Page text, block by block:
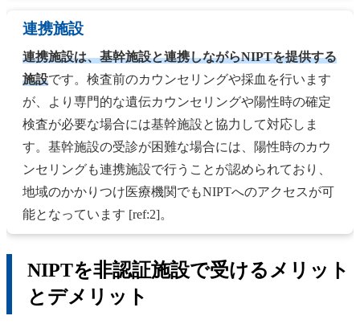
連携施設
連携施設は、基幹施設と連携しながらNIPTを提供する
施設です。検査前のカウンセリングや採血を行います
が、より専門的な遺伝カウンセリングや陽性時の確定
検査が必要な場合には基幹施設と協力して対応しま
す。基幹施設の受診が困難な場合には、陽性時のカウ
ンセリングも連携施設で行うことが認められており、
地域のかかりつけ医療機関でもNIPTへのアクセスが可
能となっています [ref:2]。
NIPTを非認証施設で受けるメリット
とデメリット